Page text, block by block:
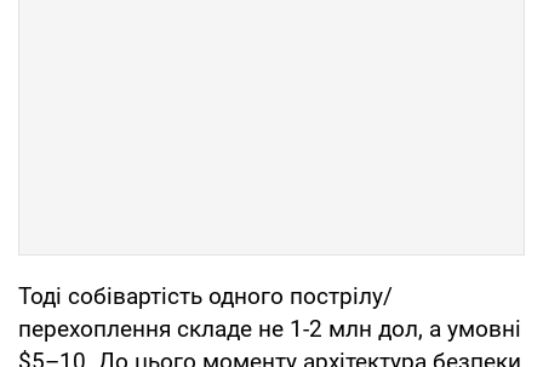
Тоді собівартість одного пострілу/
перехоплення складе не 1-2 млн дол, а умовні
$5–10. До цього моменту архітектура безпеки